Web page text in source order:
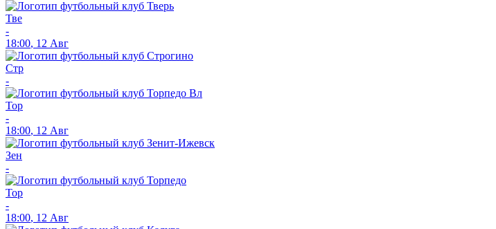
Тве
-
18:00, 12 Авг
Стр
-
Тор
-
18:00, 12 Авг
Зен
-
Тор
-
18:00, 12 Авг